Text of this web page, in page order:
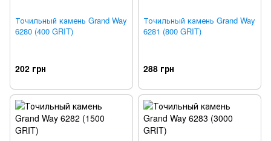
Точильный камень Grand Way
6280 (400 GRIT)
202 грн
Точильный камень Grand Way
6281 (800 GRIT)
288 грн